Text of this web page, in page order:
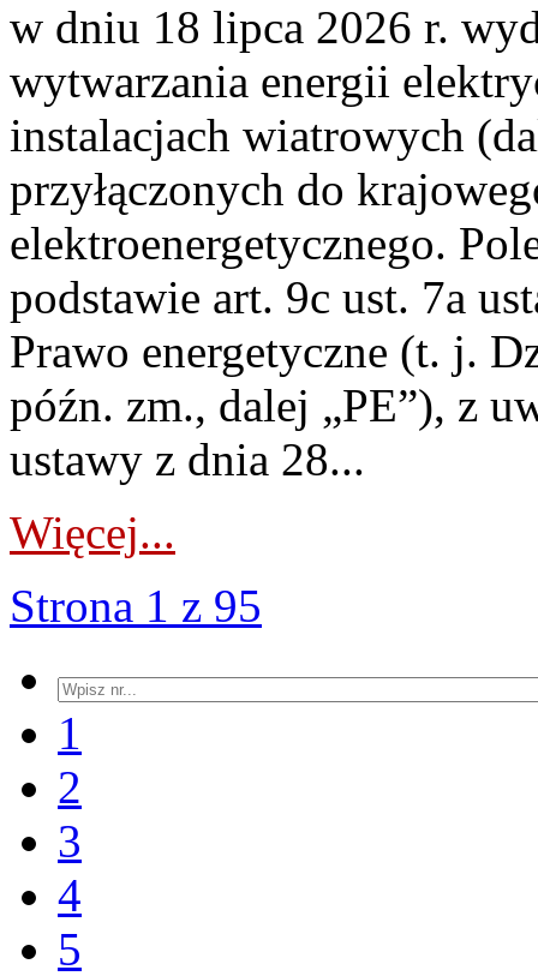
w dniu 18 lipca 2026 r.
wytwarzania energii
instalacjach wiatrowych
przyłączonych do
elektroenergetycznego.
podstawie art. 9c ust. 7a
Prawo energetyczne (t. j.
późn. zm., dalej „PE”), z
ustawy z dnia 28...
Więcej...
Strona 1 z 95
1
2
3
4
5